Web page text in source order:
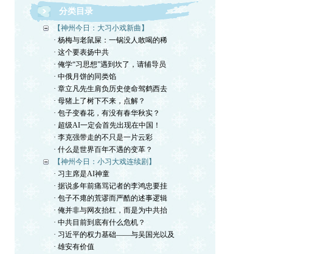
分类目录
【神州今日：大习小戏新曲】
· 杨梅与老鼠屎：一锅没人敢喝的稀
· 这个要表扬中共
· 俺学“习思想”遇到坎了，请辅导员
· 中俄月饼的同类馅
· 章立凡先生肩负历史使命驾鹤西去
· 母猪上了树下不来，点解？
· 包子变春花，有没有春华秋实？
· 超级AI一定会首先出现在中国！
· 李克强带走的不只是一片云彩
· 什么是世界百年不遇的变革？
【神州今日：小习大戏连续剧】
· 习主席是AI神童
· 据说多年前痛骂记者的李鸿忠要挂
· 包子不瘪的荒谬而严酷的述事逻辑
· 俺并非与网友抬杠，而是为中共抬
· 中共目前到底有什么危机？
· 习近平的权力基础——与吴国光以及
· 雄安有价值